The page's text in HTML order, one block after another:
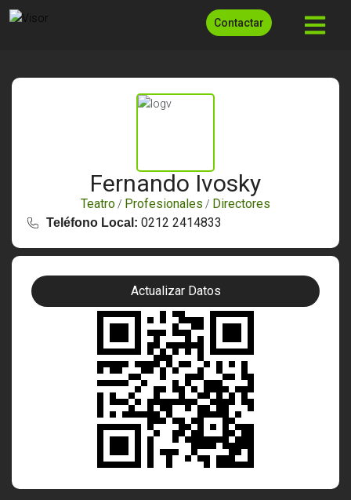
Contactar
Fernando Ivosky
Teatro / Profesionales / Directores
Teléfono Local: 0212 2414833
Actualizar Datos